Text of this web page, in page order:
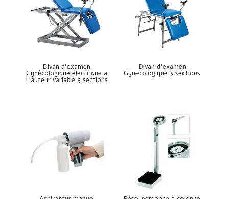
Divan d’examen
Gynécologique électrique a
Hauteur variable 3 sections
Divan d’examen
Gynecologique 3 sections